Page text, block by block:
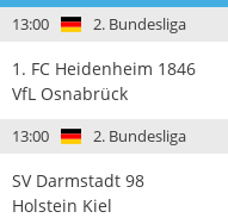
13:00 2. Bundesliga
1. FC Heidenheim 1846
VfL Osnabrück
13:00 2. Bundesliga
SV Darmstadt 98
Holstein Kiel